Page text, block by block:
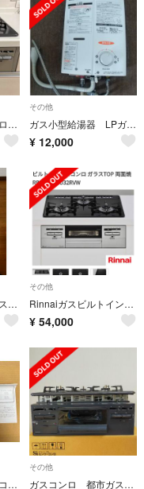
リンナイ ガスコンロ 60センチ幅
その他
ガス小型給湯器 LPガス用(RINNAI RUS-V51XTK(WH))
¥ 12,000
湯沸かし器 都市ガス Rinnai
その他
Rinnaiガスビルトインコンロプロパン用
¥ 54,000
リンナイ 台所リモコン MC-150
その他
ガスコンロ 都市ガス仕様